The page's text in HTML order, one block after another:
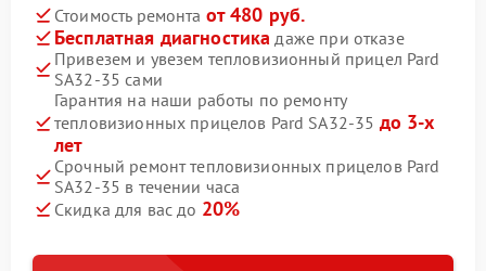
Стоимость ремонта от 480 руб.
Бесплатная диагностика даже при отказе
Привезем и увезем тепловизионный прицел Pard
SA32-35 сами
Гарантия на наши работы по ремонту
тепловизионных прицелов Pard SA32-35 до 3-х
лет
Срочный ремонт тепловизионных прицелов Pard
SA32-35 в течении часа
Скидка для вас до 20%